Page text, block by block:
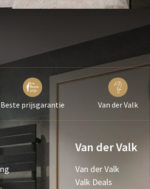
Beste prijsgarantie Van der Valk
Van der Valk
Van der Valk
Valk Deals